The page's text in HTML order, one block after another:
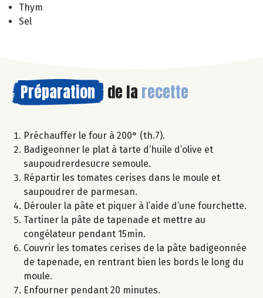
Thym
Sel
Préparation de la recette
Préchauffer le four à 200° (th.7).
Badigeonner le plat à tarte d’huile d’olive et
saupoudrerdesucre semoule.
Répartir les tomates cerises dans le moule et
saupoudrer de parmesan.
Dérouler la pâte et piquer à l’aide d’une fourchette.
Tartiner la pâte de tapenade et mettre au
congélateur pendant 15min.
Couvrir les tomates cerises de la pâte badigeonnée
de tapenade, en rentrant bien les bords le long du
moule.
Enfourner pendant 20 minutes.